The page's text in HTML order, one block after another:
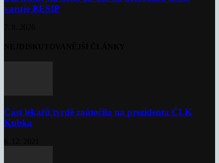
varuje BESIP
Část lékařů tvrdě zaútočila na prezidenta ČLK
Kubka